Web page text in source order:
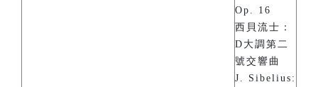
Op. 16
西貝流士：
D大調第二
號交響曲
J. Sibelius: